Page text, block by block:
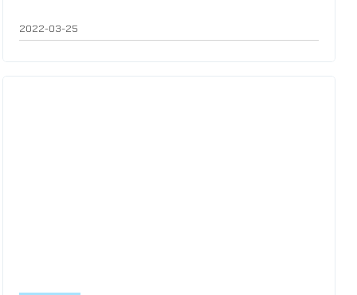
2022-03-25